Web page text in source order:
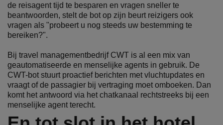
de reisagent tijd te besparen en vragen sneller te
beantwoorden, stelt de bot op zijn beurt reizigers ook
vragen als "probeert u nog steeds uw bestemming te
bereiken?".
Bij travel managementbedrijf CWT is al een mix van
geautomatiseerde en menselijke agents in gebruik. De
CWT-bot stuurt proactief berichten met vluchtupdates en
vraagt of de passagier bij vertraging moet omboeken. Dan
komt het antwoord via het chatkanaal rechtstreeks bij een
menselijke agent terecht.